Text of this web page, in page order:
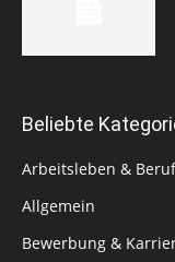
Beliebte
Arbeitsleben & Beruf
Allgemein
Bewerbung &